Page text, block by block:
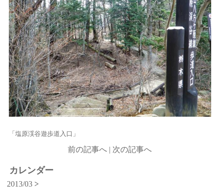
「塩原渓谷遊歩道入口」
前の記事へ | 次の記事へ
カレンダー
2013/03>